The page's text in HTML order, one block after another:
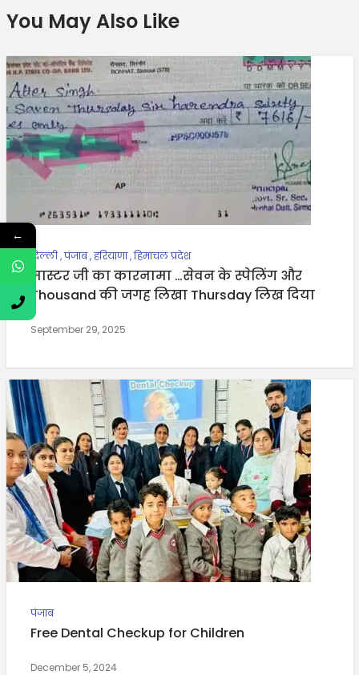
You May Also Like
दिल्ली,पंजाब,हरियाणा,हिमाचल प्रदेश
मास्टर जी का कारनामा …सेवन के स्पेलिंग और
Thousand की जगह लिखा Thursday लिख दिया
September 29, 2025
पंजाब
Free Dental Checkup for Children
December 5, 2024
←